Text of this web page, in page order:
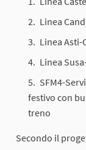
Linea
Linea
Linea
SFM4-
festivo con
treno
Secondo il